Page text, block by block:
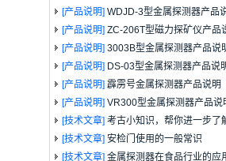
[产品说明] WDJD-3型金属探测器产品
[产品说明] ZC-206T型磁力探矿仪产品
[产品说明] 3003B型金属探测器产品说
[产品说明] DS-03型金属探测器产品说
[产品说明] 霹雳号金属探测器产品说明
[产品说明] VR300型金属探测器产品说
[技术文章] 考古小知识，帮你进一步了
[技术文章] 安检门使用的一般常识
[技术文章] 金属探测器在食品行业的应